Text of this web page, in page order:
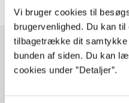
Vi bruger cookies til
brugervenlighed. Du kan
tilbagetrække dit samtykke
bunden af siden. Du kan
cookies under ”Detaljer”.
Artikler med